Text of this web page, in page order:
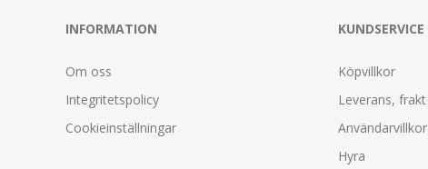
INFORMATION
Om oss
Integritetspolicy
Cookieinställningar
KUNDSERVICE
Köpvillkor
Leverans,
Användarvillkor
Hyra